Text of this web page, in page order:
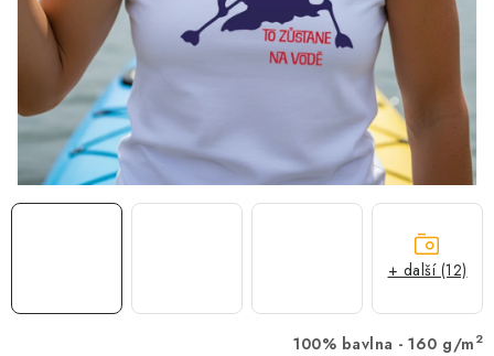
PROVIZNÍ SYSTÉM
Časté otázky
Doprava a platba
Obchodní podmínky
Zásady zpracování ochrany osobních údajů
Napište nám
Kontakty
100% bavlna - 160 g/m 2
+ další (12)